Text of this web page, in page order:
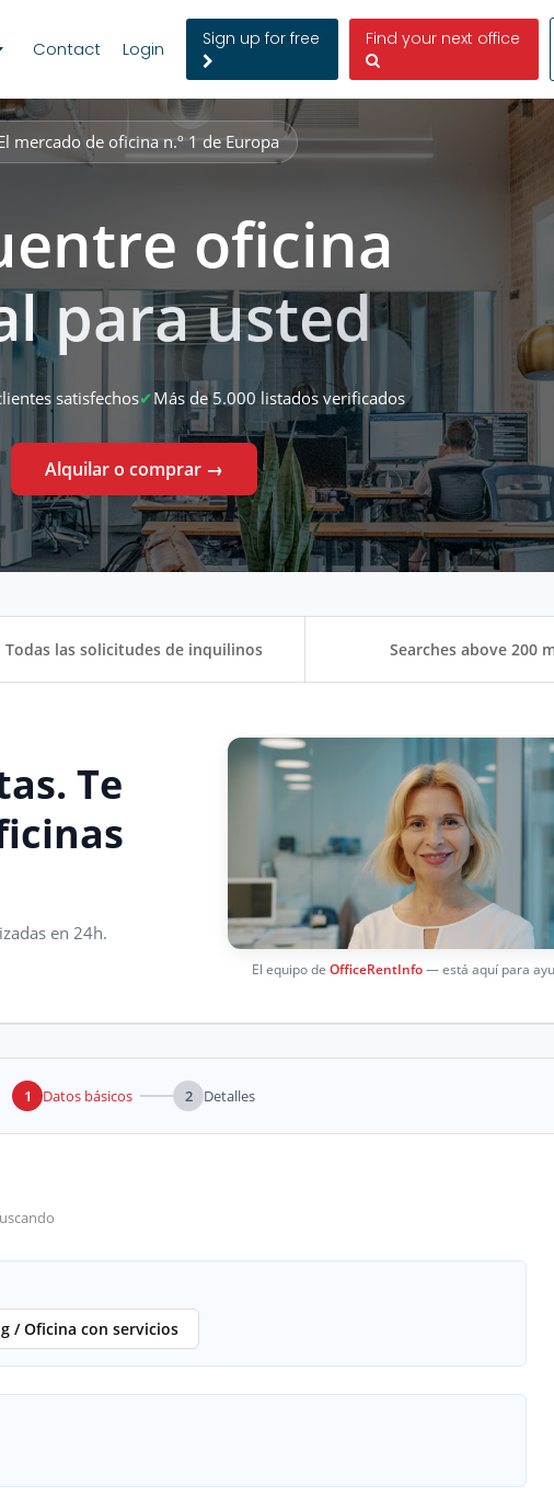
Contact Login Sign up for free Find your next office
mercado de oficina n.º 1 de Europa
oficina
para usted
satisfechos✔Más de 5.000 listados verificados
Alquilar o comprar →
Todas las solicitudes de inquilinos Searches above 200
Te
en 24h.
El equipo de OfficeRentInfo— está aquí para
1 Datos básicos 2 Detalles
/ Oficina con servicios